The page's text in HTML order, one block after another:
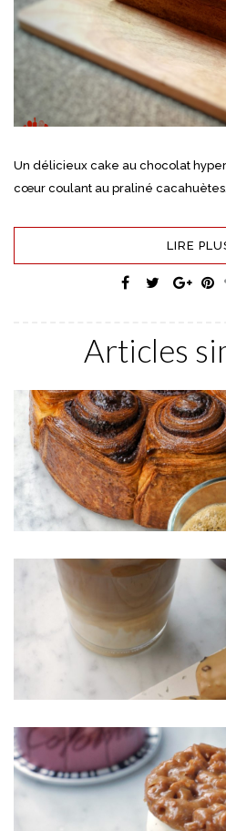
Un délicieux cake au chocolat
cœur coulant au praliné cacahuètes.
LIRE
Articles